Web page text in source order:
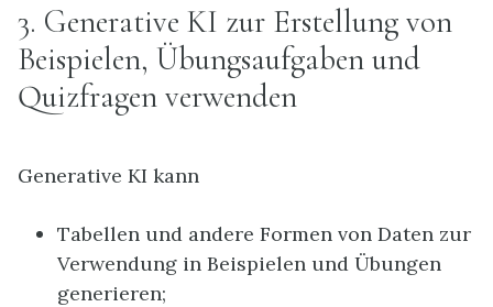
3. Generative KI zur Erstellung von
Beispielen, Übungsaufgaben und
Quizfragen verwenden
Generative KI kann
Tabellen und andere Formen von Daten zur
Verwendung in Beispielen und Übungen
generieren;